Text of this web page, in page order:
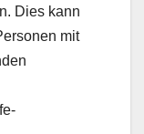
Dies kann
mit